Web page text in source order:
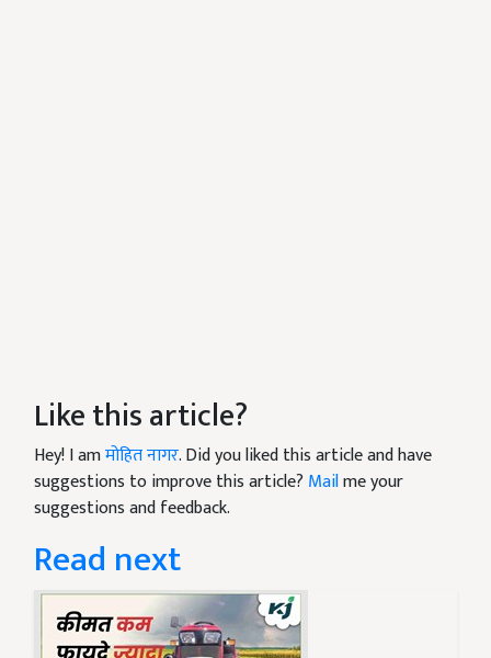
Like this article?
Hey! I amमोहित नागर. Did you liked this article and have
suggestions to improve this article? Mailme your
suggestions and feedback.
Read next